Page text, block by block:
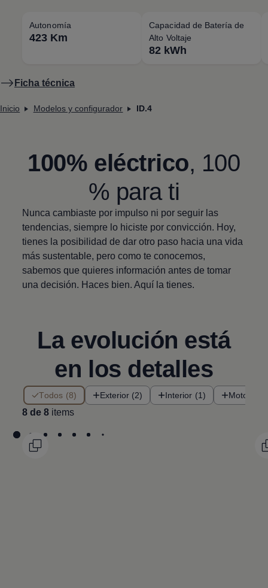
Autonomía
423 Km
Capacidad de Batería de
Alto Voltaje
82 kWh
Ficha técnica
Inicio Modelos y configurador ID.4
100% eléctrico, 100
% para ti
Nunca cambiaste por impulso ni por seguir las
tendencias, siempre lo hiciste por convicción. Hoy,
tienes la posibilidad de dar otro paso hacia una vida
más sustentable, pero como te conocemos,
sabemos que quieres información antes de tomar
una decisión. Haces bien. Aquí la tienes.
La evolución está
en los detalles
Todos (8) Exterior (2) Interior (1) Motor (1)
8 de 8 items
8 de 8 items